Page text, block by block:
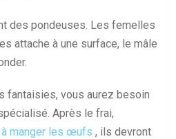
des pondeuses. Les femelles
attache à une surface, le mâle
fantaisies, vous aurez besoin
Après le frai,
manger les œufs , ils devront